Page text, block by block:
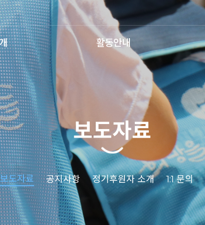
활동안내
보도자료
보도자료 공지사항 정기후원자 소개 1:1 문의